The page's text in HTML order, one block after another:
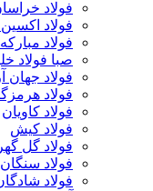
فولاد
فولاد
فولاد
صبا فولاد
فولاد جهان
فولاد
فولاد کاویان
فولاد کیش
فولاد گل گهر
فولاد سنگان
فولاد